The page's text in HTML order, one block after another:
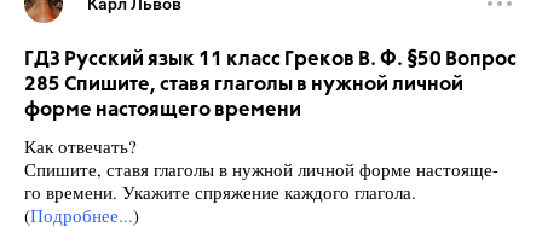
ГДЗ Русский язык 11 класс Греков В. Ф. §50 Вопрос
285 Спишите, ставя глаголы в нужной личной
форме настоящего времени
Как отвечать?
Спишите, ставя глаголы в нужной личной форме настояще-
го времени. Укажите спряжение каждого глагола.
(Подробнее...)